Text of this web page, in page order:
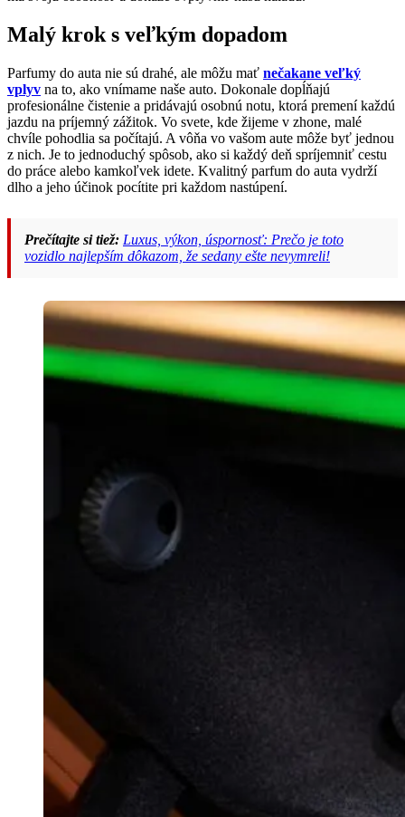
Malý krok s veľkým dopadom
Parfumy do auta nie sú drahé, ale môžu mať nečakane veľký
vplyv na to, ako vnímame naše auto. Dokonale dopĺňajú
profesionálne čistenie a pridávajú osobnú notu, ktorá premení každú
jazdu na príjemný zážitok. Vo svete, kde žijeme v zhone, malé
chvíle pohodlia sa počítajú. A vôňa vo vašom aute môže byť jednou
z nich. Je to jednoduchý spôsob, ako si každý deň spríjemniť cestu
do práce alebo kamkoľvek idete. Kvalitný parfum do auta vydrží
dlho a jeho účinok pocítite pri každom nastúpení.
Prečítajte si tiež: Luxus, výkon, úspornosť: Prečo je toto
vozidlo najlepším dôkazom, že sedany ešte nevymreli!